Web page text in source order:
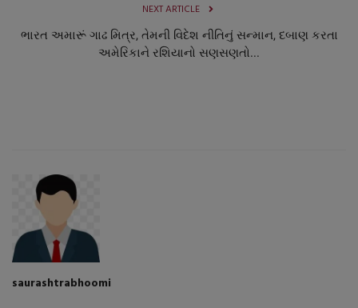
NEXT ARTICLE
ભારત અમારૂં ગાઢ મિત્ર, તેમની વિદેશ નીતિનું સન્માન, દબાણ કરતા
અમેરિકાને રશિયાનો સણસણતો...
saurashtrabhoomi